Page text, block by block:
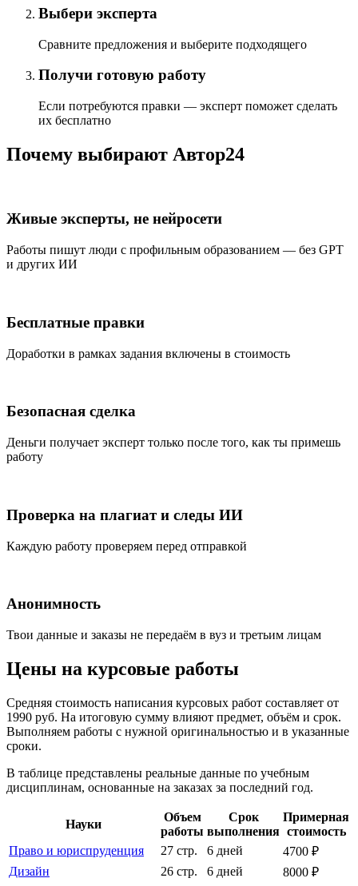
Выбери эксперта
Сравните предложения и выберите подходящего
Получи готовую работу
Если потребуются правки — эксперт поможет сделать
их бесплатно
Почему выбирают Автор24
Живые эксперты, не нейросети
Работы пишут люди с профильным образованием — без GPT
и других ИИ
Бесплатные правки
Доработки в рамках задания включены в стоимость
Безопасная сделка
Деньги получает эксперт только после того, как ты примешь
работу
Проверка на плагиат и следы ИИ
Каждую работу проверяем перед отправкой
Анонимность
Твои данные и заказы не передаём в вуз и третьим лицам
Цены на курсовые работы
Средняя стоимость написания курсовых работ составляет от
1990 руб. На итоговую сумму влияют предмет, объём и срок.
Выполняем работы с нужной оригинальностью и в указанные
сроки.
В таблице представлены реальные данные по учебным
дисциплинам, основанные на заказах за последний год.
Науки
Объем
работы
Срок
выполнения
Примерная
стоимость
Право и юриспруденция
27 стр. 6 дней
4700 ₽
Дизайн
26 стр. 6 дней
8000 ₽